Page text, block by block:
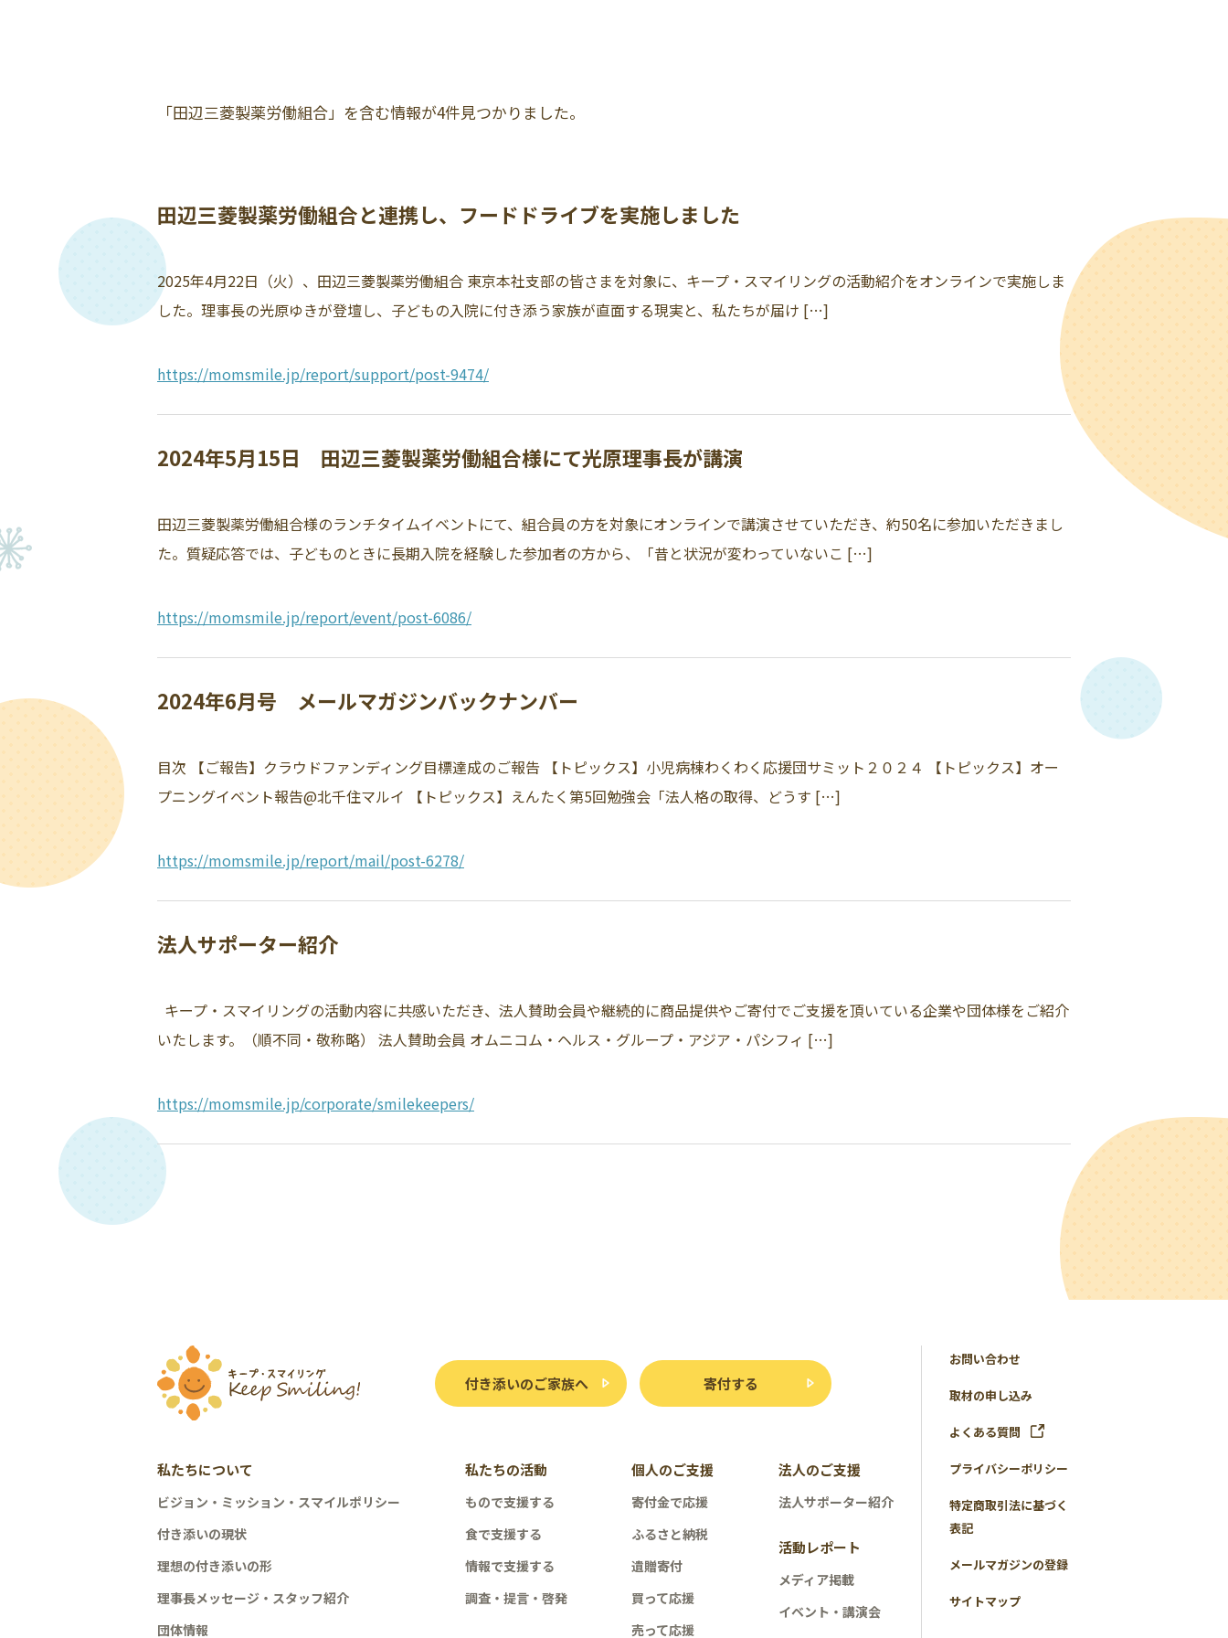
「田辺三菱製薬労働組合」を含む情報が4件見つかりました。
田辺三菱製薬労働組合と連携し、フードドライブを実施しました
2025年4月22日（火）、田辺三菱製薬労働組合 東京本社支部の皆さまを対象に、キープ・スマイリングの活動紹介をオンラインで実施しま
した。理事長の光原ゆきが登壇し、子どもの入院に付き添う家族が直面する現実と、私たちが届け […]
https://momsmile.jp/report/support/post-9474/
2024年5月15日 田辺三菱製薬労働組合様にて光原理事長が講演
田辺三菱製薬労働組合様のランチタイムイベントにて、組合員の方を対象にオンラインで講演させていただき、約50名に参加いただきまし
た。質疑応答では、子どものときに長期入院を経験した参加者の方から、「昔と状況が変わっていないこ […]
https://momsmile.jp/report/event/post-6086/
2024年6月号 メールマガジンバックナンバー
目次 【ご報告】クラウドファンディング目標達成のご報告 【トピックス】小児病棟わくわく応援団サミット２０２４ 【トピックス】オー
プニングイベント報告@北千住マルイ 【トピックス】えんたく第5回勉強会「法人格の取得、どうす […]
https://momsmile.jp/report/mail/post-6278/
法人サポーター紹介
キープ・スマイリングの活動内容に共感いただき、法人賛助会員や継続的に商品提供やご寄付でご支援を頂いている企業や団体様をご紹介
いたします。（順不同・敬称略） 法人賛助会員 オムニコム・ヘルス・グループ・アジア・パシフィ […]
https://momsmile.jp/corporate/smilekeepers/
付き添いのご家族へ 寄付する
私たちについて
ビジョン・ミッション・スマイルポリシー
付き添いの現状
理想の付き添いの形
理事長メッセージ・スタッフ紹介
団体情報
私たちの活動
もので支援する
食で支援する
情報で支援する
調査・提言・啓発
個人のご支援
寄付金で応援
ふるさと納税
遺贈寄付
買って応援
売って応援
法人のご支援
法人サポーター紹介
活動レポート
メディア掲載
イベント・講演会
お問い合わせ
取材の申し込み
よくある質問
プライバシーポリシー
特定商取引法に基づく
表記
メールマガジンの登録
サイトマップ